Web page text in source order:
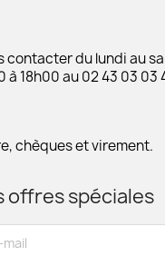
contacter du lundi au
à 18h00 au 02 43 03 03
chèques et virement.
offres spéciales